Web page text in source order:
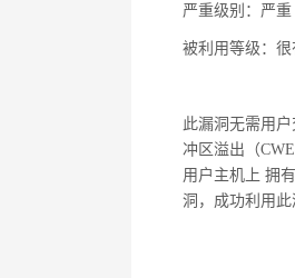
严重级别：严重
被利用等级：很
此漏洞无需用
冲区溢出（
用户主机上 拥
洞，成功利用此